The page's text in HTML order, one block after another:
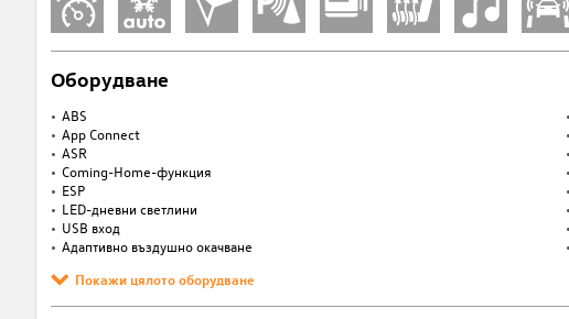
Оборудване
ABS
App Connect
ASR
Coming-Home-функция
ESP
LED-дневни светлини
USB вход
Адаптивно въздушно окачване
Покажи цялото оборудване